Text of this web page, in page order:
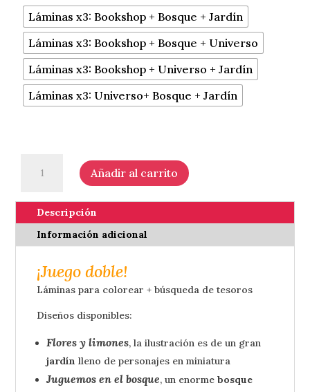
Láminas x3: Bookshop + Bosque + Jardín
Láminas x3: Bookshop + Bosque + Universo
Láminas x3: Bookshop + Universo + Jardín
Láminas x3: Universo+ Bosque + Jardín
para
-
JUEGO
cantidad
Añadir al carrito
Descripción
Información adicional
¡Juego doble!
Láminas para colorear + búsqueda de tesoros
Diseños disponibles:
Flores y limones, la ilustración es de un gran
jardín lleno de personajes en miniatura
Juguemos en el bosque, un enormebosque